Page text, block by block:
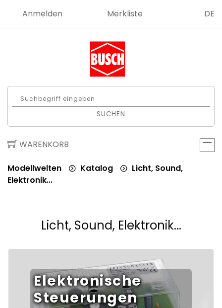
Anmelden Merkliste DE
SUCHEN
WARENKORB
Modellwelten Katalog
Licht, Sound,
Elektronik...
Licht, Sound, Elektronik...
Elektronische
Steuerungen